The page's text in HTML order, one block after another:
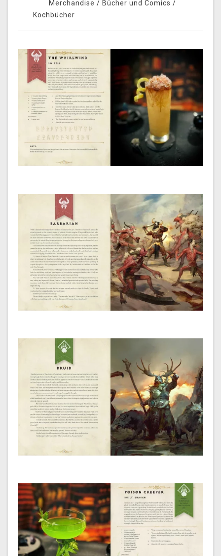
Merchandise / Bücher und Comics /
Kochbücher